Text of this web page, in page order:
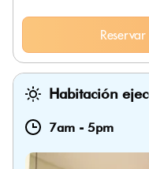
Habitación
7am - 5pm